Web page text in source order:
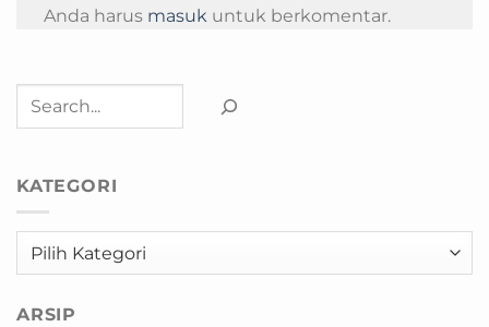
Anda harus masuk untuk berkomentar.
Cari
KATEGORI
Kategori
ARSIP